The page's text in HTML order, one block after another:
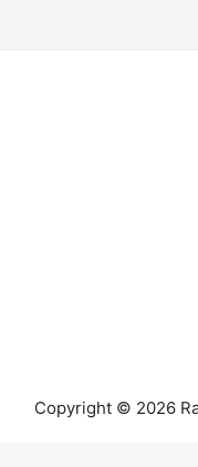
Copyright © 2026